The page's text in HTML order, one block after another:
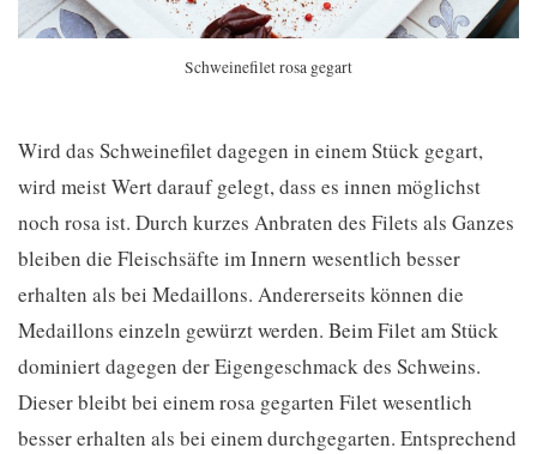
Schweinefilet rosa gegart
Wird das Schweinefilet dagegen in einem Stück gegart,
wird meist Wert darauf gelegt, dass es innen möglichst
noch rosa ist. Durch kurzes Anbraten des Filets als Ganzes
bleiben die Fleischsäfte im Innern wesentlich besser
erhalten als bei Medaillons. Andererseits können die
Medaillons einzeln gewürzt werden. Beim Filet am Stück
dominiert dagegen der Eigengeschmack des Schweins.
Dieser bleibt bei einem rosa gegarten Filet wesentlich
besser erhalten als bei einem durchgegarten. Entsprechend